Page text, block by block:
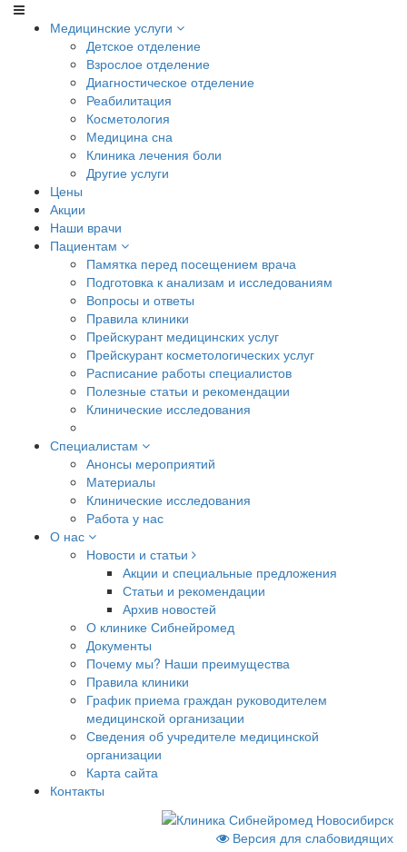
Медицинские услуги
Детское отделение
Взрослое отделение
Диагностическое отделение
Реабилитация
Косметология
Медицина сна
Клиника лечения боли
Другие услуги
Цены
Акции
Наши врачи
Пациентам
Памятка перед посещением врача
Подготовка к анализам и исследованиям
Вопросы и ответы
Правила клиники
Прейскурант медицинских услуг
Прейскурант косметологических услуг
Расписание работы специалистов
Полезные статьи и рекомендации
Клинические исследования
Специалистам
Анонсы мероприятий
Материалы
Клинические исследования
Работа у нас
О нас
Новости и статьи
Акции и специальные предложения
Статьи и рекомендации
Архив новостей
О клинике Сибнейромед
Документы
Почему мы? Наши преимущества
Правила клиники
График приема граждан руководителем
медицинской организации
Сведения об учредителе медицинской
организации
Карта сайта
Контакты
Версия для слабовидящих